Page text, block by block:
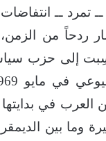
تمرد ــ
نُسِبت إلى حزب
العرب في
وما بين